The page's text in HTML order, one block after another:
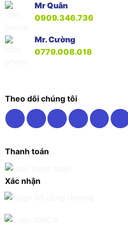
Mr Quân
0909.346.736
Mr. Cường
0779.008.018
Theo dõi chúng tôi
Thanh toán
Xác nhận